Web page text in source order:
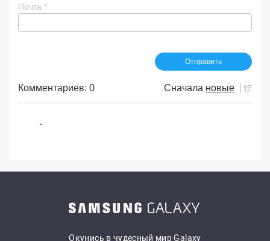
Почта *
Комментариев: 0 Сначала новые
Окунись в чудесный мир Galaxy